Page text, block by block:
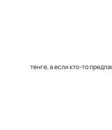
тенге, а если кто-то